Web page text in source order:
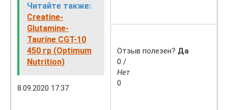
Читайте также:
Creatine-
Glutamine-
Taurine CGT-10
450 гр (Optimum
Nutrition)
8.09.2020 17:37
Отзыв полезен? Да
0 /
Нет
0